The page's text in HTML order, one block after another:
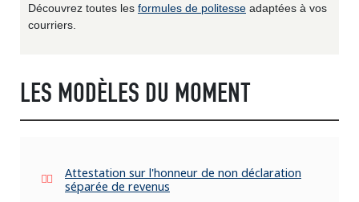
Découvrez toutes les formules de politesse adaptées à vos
courriers.
LES MODÈLES DU MOMENT
Attestation sur l'honneur de non déclaration
séparée de revenus